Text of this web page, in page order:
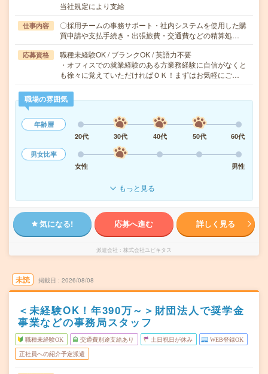
当社規定により支給
仕事内容
〇採用チームの事務サポート・社内システムを使用した購
買申請や支払手続き・出張旅費・交通費などの精算処…
応募資格
職種未経験OK / ブランクOK / 英語力不要
・オフィスでの就業経験のある方業務経験に自信がなくと
も徐々に覚えていただければＯＫ！まずはお気軽にご…
職場の雰囲気
年齢層
20代
30代 40代 50代
60代
男女比率
女性
男性
もっと見る
気になる! 応募へ進む 詳しく見る
派遣会社 株式会社ユビキタス
未読 掲載日 2026/08/08
＜未経験OK！年390万～＞財団法人で奨学金
事業などの事務局スタッフ
職種未経験OK 交通費別途支給あり 土日祝日が休み WEB登録OK
正社員への紹介予定派遣